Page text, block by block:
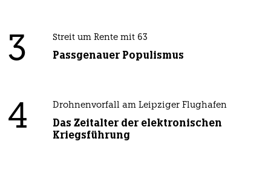
3 Streit um Rente mit 63
Passgenauer Populismus
4 Drohnenvorfall am Leipziger Flughafen
Das Zeitalter der elektronischen
Kriegsführung